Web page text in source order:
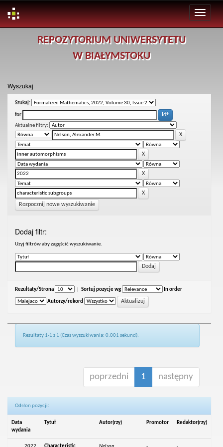
REPOZYTORIUM UNIWERSYTETU
W BIAŁYMSTOKU
Wyszukaj
Szukaj:
for
Aktualne filtry:
Rozpocznij nowe wyszukiwanie
Dodaj filtr:
Uzyj filtrów aby zagęścić wyszukiwanie.
Rezultaty/Strona Sortuj pozycje wg In order
Autorzy/rekord
Rezultaty 1-1 z 1 (Czas wyszukiwania: 0.001 sekund).
poprzedni 1 następny
Odsłon pozycji:
Data
wydania
Tytuł Autor(rzy) Promotor Redaktor(rzy)